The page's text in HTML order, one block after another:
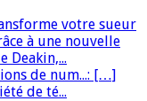
votre sueur
à une nouvelle
Deakin,...
de num...: […]
de té...